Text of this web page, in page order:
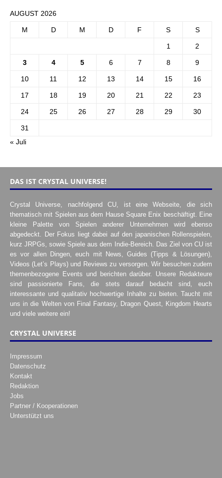
AUGUST 2026
M D M D F S S
1 2
3 4 5 6 7 8 9
10 11 12 13 14 15 16
17 18 19 20 21 22 23
24 25 26 27 28 29 30
31
« Juli
DAS IST CRYSTAL UNIVERSE!
Crystal Universe, nachfolgend CU, ist eine Webseite, die sich
thematisch mit Spielen aus dem Hause Square Enix beschäftigt. Eine
kleine Palette von Spielen anderer Unternehmen wird ebenso
abgedeckt. Der Fokus liegt dabei auf den japanischen Rollenspielen,
kurz JRPGs, sowie Spiele aus dem Indie-Bereich. Das Ziel von CU ist
es vor allen Dingen, euch mit News, Guides (Tipps & Lösungen),
Videos (Let’s Plays) und Reviews zu versorgen. Wir besuchen zudem
themenbezogene Events und berichten darüber. Unsere Redakteure
sind passionierte Fans, die stets darauf bedacht sind, euch
interessante und qualitativ hochwertige Inhalte zu bieten. Taucht mit
uns in die Welten von Final Fantasy, Dragon Quest, Kingdom Hearts
und viele weitere ein!
CRYSTAL UNIVERSE
Impressum
Datenschutz
Kontakt
Redaktion
Jobs
Partner / Kooperationen
Unterstützt uns